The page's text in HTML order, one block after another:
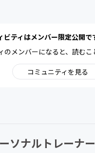
ビティはメンバー限定公開で
のメンバーになると、読むこ
コミュニティを見る
ソナルトレーナ